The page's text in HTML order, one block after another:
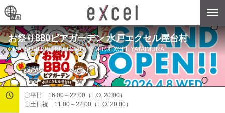
お祭りBBQビアガーデン 水戸エクセル屋台村
OMATSURI BBQ BEERGADEN MITOEXCEL YATAIMURA
〇平日　16:00～22:00（L.O. 20:00）
〇土日祝　11:00～22:00（L.O. 20:00）